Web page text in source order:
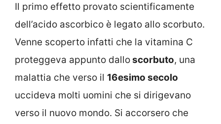
Il primo effetto provato scientificamente
dell’acido ascorbico è legato allo scorbuto.
Venne scoperto infatti che la vitamina C
proteggeva appunto dalloscorbuto, una
malattia che verso il 16esimo secolo
uccideva molti uomini che si dirigevano
verso il nuovo mondo. Si accorsero che